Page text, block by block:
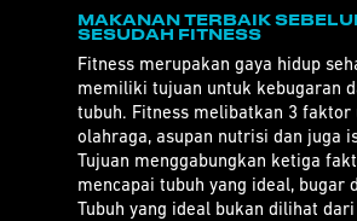
MAKANAN TERBAIK
SESUDAH FITNESS
Fitness merupakan gaya hidup
memiliki tujuan untuk kebugaran
tubuh. Fitness melibatkan 3 faktor
olahraga, asupan nutrisi dan juga
Tujuan menggabungkan ketiga
mencapai tubuh yang ideal, bugar
Tubuh yang ideal bukan dilihat